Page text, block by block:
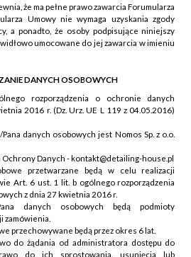
że ma pełne prawo zawarcia Forumularza
Umowy nie wymaga uzyskania zgody
a ponadto, że osoby podpisujące niniejszy
umocowane do jej zawarcia w imieniu
DANYCH OSOBOWYCH
rozporządzenia o ochronie danych
2016 r. (Dz. Urz. UE L 119 z 04.05.2016)
danych osobowych jest Nomos Sp. z o.o.
Danych - kontakt@detailing-house.pl
przetwarzane będą w celu realizacji
Art. 6 ust. 1 lit. b ogólnego rozporządzenia
z dnia 27 kwietnia 2016 r.
danych osobowych będą podmioty
zamówienia.
przechowywane będą przez okres 6 lat.
do żądania od administratora dostępu do
do ich sprostowania, usunięcia lub